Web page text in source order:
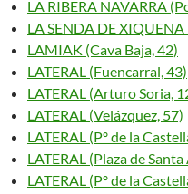
LA RIBERA NAVARRA
LA SENDA DE
LAMIAK (Cava Baja, 42)
LATERAL (Fuencarral, 43)
LATERAL (Arturo Soria,
LATERAL (Velázquez, 57)
LATERAL (Pº de la
LATERAL (Plaza de Santa
LATERAL (Pº de la